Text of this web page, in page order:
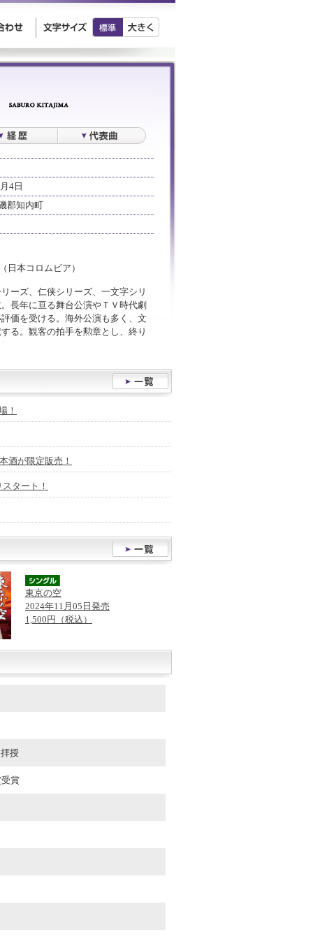
4日
郡知内町
日本コロムビア）
ーズ、仁侠シリーズ、一文字シリ
長年に亘る舞台公演やＴＶ時代劇
価を受ける。海外公演も多く、文
る。観客の拍手を勲章とし、終り
！
酒が限定販売！
タート！
東京の空
2024年11月05日発売
1,500円（税込）
授
賞